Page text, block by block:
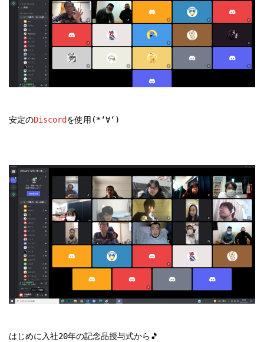
安定のDiscordを使用(*‘∀‘)
はじめに入社20年の記念品授与式から🎵